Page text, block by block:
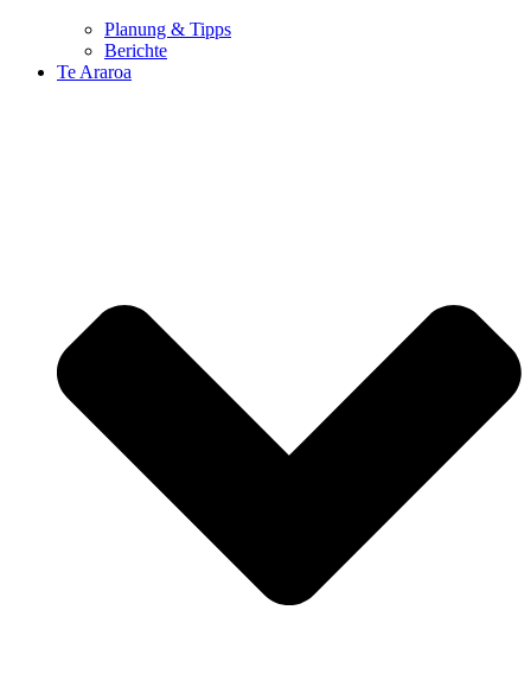
Planung & Tipps
Berichte
Te Araroa